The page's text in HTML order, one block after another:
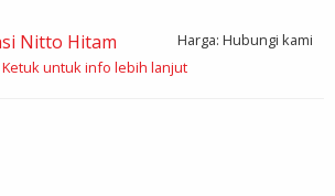
Nitto Hitam
Harga: Hubungi kami
Ketuk untuk info lebih lanjut